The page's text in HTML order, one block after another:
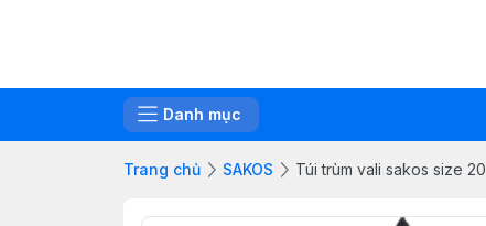
Danh mục
Trang chủ SAKOS Túi trùm vali sakos size 20